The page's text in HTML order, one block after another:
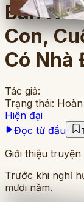
Bán
Con,
Có Nhà
Tác giả:
Trạng thái:
Hiện đại
Đọc từ đầu
Giới thiệu truyện
Trước khi nghỉ
mươi năm.